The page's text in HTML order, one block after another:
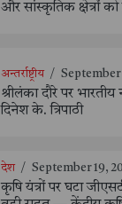
और सांस्कृतिक क्षेत्रों
अन्तर्राष्ट्रीय / September
श्रीलंका दौरे पर
दिनेश के. त्रिपाठी
देश / September 19,
कृषि यंत्रों पर घटा